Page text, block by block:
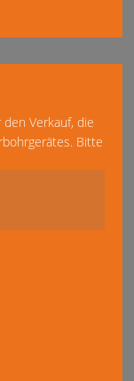
Verkauf, die
Bitte